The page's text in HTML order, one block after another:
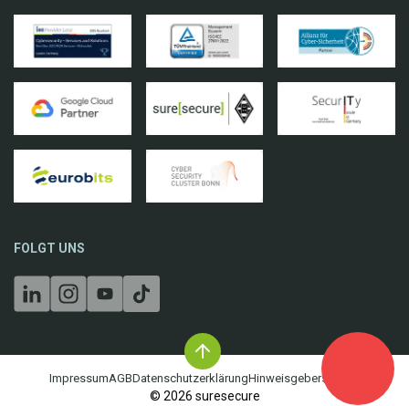
FOLGT UNS
ImpressumAGBDatenschutzerklärungHinweisgebersystem
© 2026 suresecure